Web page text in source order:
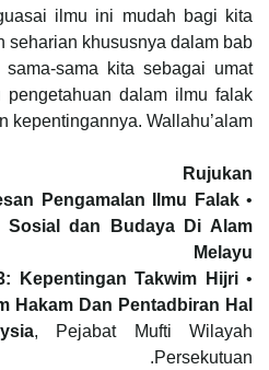
ilmu ini mudah bagi kita
seharian khususnya dalam bab
sama kita sebagai umat
pengetahuan dalam ilmu falak
kepentingannya. Wallahu’alam.
Rujukan
• Baharrudin bin Zainal;
Pengamalan Ilmu Falak
Sosial dan Budaya Di Alam
Melayu
•
Kepentingan Takwim Hijri
Hakam Dan Pentadbiran Hal
, Pejabat Mufti Wilayah
Persekutuan.